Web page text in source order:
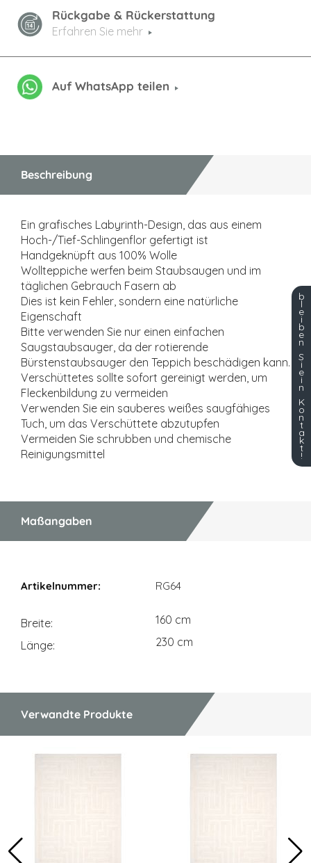
Rückgabe & Rückerstattung
Erfahren Sie mehr
Auf WhatsApp teilen
Beschreibung
Ein grafisches Labyrinth-Design, das aus einem
Hoch-/Tief-Schlingenflor gefertigt ist
Handgeknüpft aus 100% Wolle
Wollteppiche werfen beim Staubsaugen und im
täglichen Gebrauch Fasern ab
Dies ist kein Fehler, sondern eine natürliche
Eigenschaft
Bitte verwenden Sie nur einen einfachen
Saugstaubsauger, da der rotierende
Bürstenstaubsauger den Teppich beschädigen kann.
Verschüttetes sollte sofort gereinigt werden, um
Fleckenbildung zu vermeiden
Verwenden Sie ein sauberes weißes saugfähiges
Tuch, um das Verschüttete abzutupfen
Vermeiden Sie schrubben und chemische
Reinigungsmittel
Maßangaben
RG64
Breite
160 cm
Länge
230 cm
Verwandte Produkte
b
l
e
i
b
e
n
S
i
e
i
n
K
o
n
t
a
k
t
!